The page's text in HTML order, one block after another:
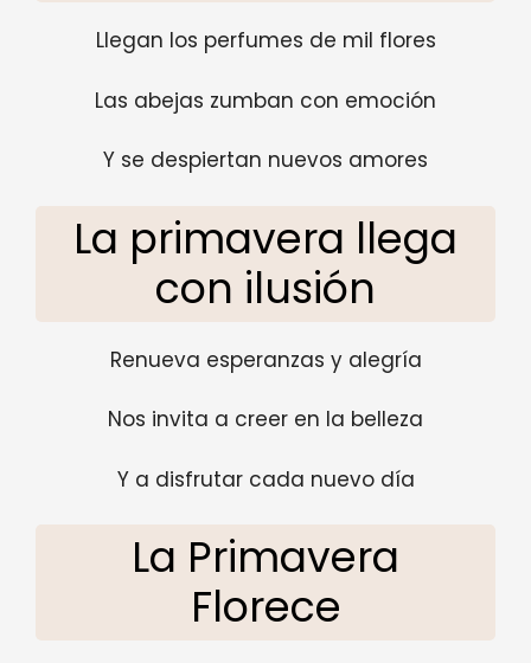
Llegan los perfumes de mil flores
Las abejas zumban con emoción
Y se despiertan nuevos amores
La primavera llega
con ilusión
Renueva esperanzas y alegría
Nos invita a creer en la belleza
Y a disfrutar cada nuevo día
La Primavera
Florece